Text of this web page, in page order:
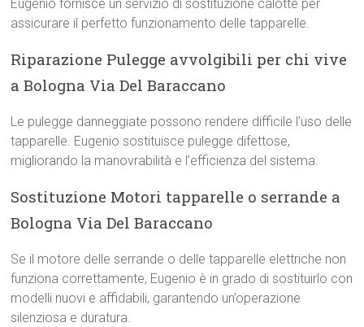
Eugenio fornisce un servizio di sostituzione calotte per
assicurare il perfetto funzionamento delle tapparelle.
Riparazione Pulegge avvolgibili per chi vive
a Bologna Via Del Baraccano
Le pulegge danneggiate possono rendere difficile l’uso delle
tapparelle. Eugenio sostituisce pulegge difettose,
migliorando la manovrabilità e l’efficienza del sistema.
Sostituzione Motori tapparelle o serrande a
Bologna Via Del Baraccano
Se il motore delle serrande o delle tapparelle elettriche non
funziona correttamente, Eugenio è in grado di sostituirlo con
modelli nuovi e affidabili, garantendo un’operazione
silenziosa e duratura.